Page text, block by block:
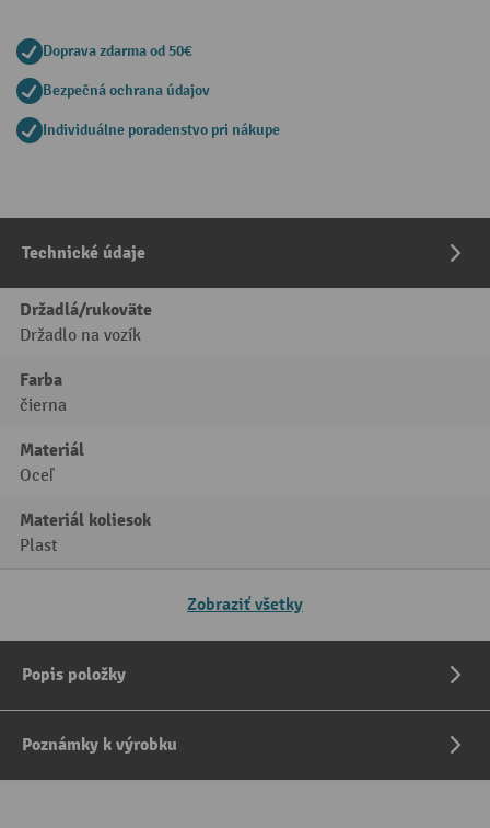
Doprava zdarma od 50€
Bezpečná ochrana údajov
Individuálne poradenstvo pri nákupe
Technické údaje
Držadlá/rukoväte
Držadlo na vozík
Farba
čierna
Materiál
Oceľ
Materiál koliesok
Plast
Zobraziť všetky
Popis položky
Poznámky k výrobku